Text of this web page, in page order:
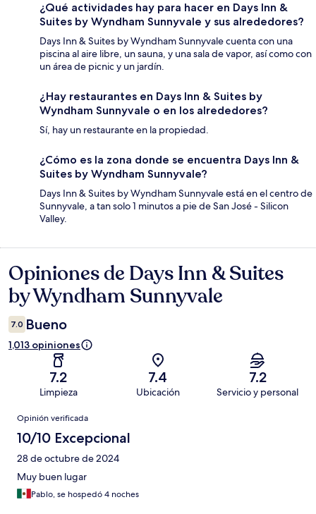
¿Qué actividades hay para hacer en Days Inn &
Suites by Wyndham Sunnyvale y sus alrededores?
Days Inn & Suites by Wyndham Sunnyvale cuenta con una
piscina al aire libre, un sauna, y una sala de vapor, así como con
un área de picnic y un jardín.
¿Hay restaurantes en Days Inn & Suites by
Wyndham Sunnyvale o en los alrededores?
Sí, hay un restaurante en la propiedad.
¿Cómo es la zona donde se encuentra Days Inn &
Suites by Wyndham Sunnyvale?
Days Inn & Suites by Wyndham Sunnyvale está en el centro de
Sunnyvale, a tan solo 1 minutos a pie de San José - Silicon
Valley.
Opiniones
Opiniones de Days Inn & Suites
by Wyndham Sunnyvale
7.0 Bueno
1,013 opiniones
7.2
Limpieza
7.4
Ubicación
7.2
Servicio y personal
Opiniones
Opinión verificada
10/10 Excepcional
28 de octubre de 2024
Muy buen lugar
Pablo, se hospedó 4 noches